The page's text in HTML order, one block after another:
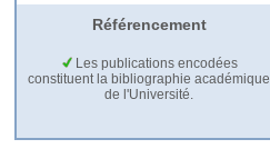
Référencement
Les publications encodées
constituent la bibliographie académique
de l'Université.